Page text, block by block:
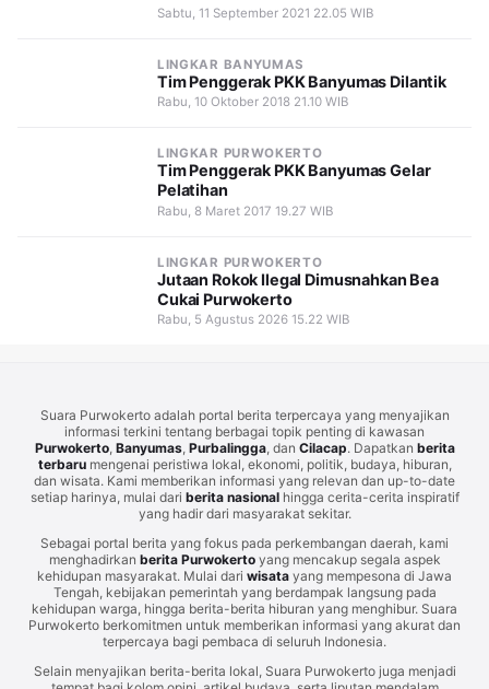
Sabtu, 11 September 2021 22.05 WIB
LINGKAR BANYUMAS
Tim Penggerak PKK Banyumas Dilantik
Rabu, 10 Oktober 2018 21.10 WIB
LINGKAR PURWOKERTO
Tim Penggerak PKK Banyumas Gelar
Pelatihan
Rabu, 8 Maret 2017 19.27 WIB
LINGKAR PURWOKERTO
Jutaan Rokok Ilegal Dimusnahkan Bea
Cukai Purwokerto
Rabu, 5 Agustus 2026 15.22 WIB
Suara Purwokerto adalah portal berita terpercaya yang menyajikan
informasi terkini tentang berbagai topik penting di kawasan
Purwokerto, Banyumas, Purbalingga, dan Cilacap. Dapatkan berita
terbarumengenai peristiwa lokal, ekonomi, politik, budaya, hiburan,
dan wisata. Kami memberikan informasi yang relevan dan up-to-date
setiap harinya, mulai dari berita nasionalhingga cerita-cerita inspiratif
yang hadir dari masyarakat sekitar.
Sebagai portal berita yang fokus pada perkembangan daerah, kami
menghadirkan berita Purwokertoyang mencakup segala aspek
kehidupan masyarakat. Mulai dari wisata yang mempesona di Jawa
Tengah, kebijakan pemerintah yang berdampak langsung pada
kehidupan warga, hingga berita-berita hiburan yang menghibur. Suara
Purwokerto berkomitmen untuk memberikan informasi yang akurat dan
terpercaya bagi pembaca di seluruh Indonesia.
Selain menyajikan berita-berita lokal, Suara Purwokerto juga menjadi